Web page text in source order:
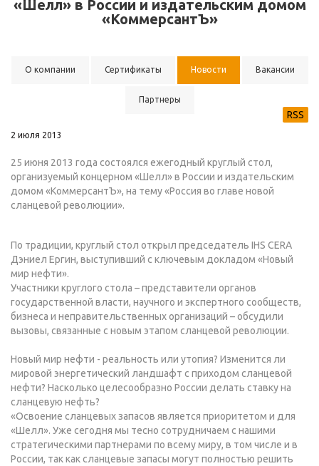
«Шелл» в России и издательским домом
«КоммерсантЪ»
О компании Сертификаты Новости Вакансии
Партнеры
RSS
2 июля 2013
25 июня 2013 года состоялся ежегодный круглый стол,
организуемый концерном «Шелл» в России и издательским
домом «КоммерсантЪ», на тему «Россия во главе новой
сланцевой революции».
По традиции, круглый стол открыл председатель IHS CERA
Дэниел Ергин, выступивший с ключевым докладом «Новый
мир нефти».
Участники круглого стола – представители органов
государственной власти, научного и экспертного сообществ,
бизнеса и неправительственных организаций – обсудили
вызовы, связанные с новым этапом сланцевой революции.
Новый мир нефти - реальность или утопия? Изменится ли
мировой энергетический ландшафт с приходом сланцевой
нефти? Насколько целесообразно России делать ставку на
сланцевую нефть?
«Освоение сланцевых запасов является приоритетом и для
«Шелл». Уже сегодня мы тесно сотрудничаем с нашими
стратегическими партнерами по всему миру, в том числе и в
России, так как сланцевые запасы могут полностью решить